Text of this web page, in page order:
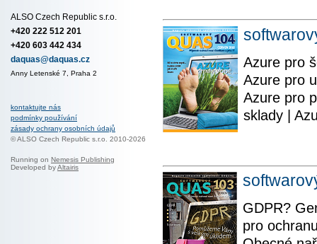
ALSO Czech Republic s.r.o.
+420 222 512 201
+420 603 442 434
daquas@daquas.cz
Anny Letenské 7, Praha 2
kontaktujte nás
podmínky používání
zásady ochrany osobních údajů
© ALSO Czech Republic s.r.o. 2010-2026
Running on Nemesis Publishing
Developed byAltairis
Azure pro
Azure pro
Azure pro
sklady |
GDPR?
pro